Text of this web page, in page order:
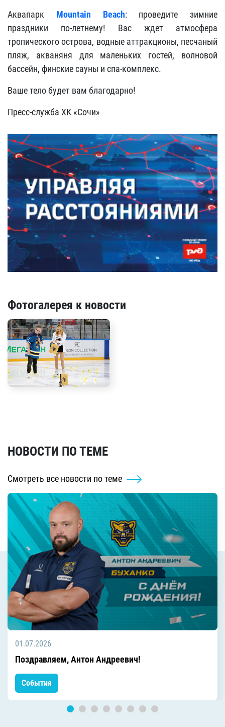
Аквапарк Mountain Beach: проведите зимние
праздники по-летнему! Вас ждет атмосфера
тропического острова, водные аттракционы, песчаный
пляж, акваняня для маленьких гостей, волновой
бассейн, финские сауны и спа-комплекс.
Ваше тело будет вам благодарно!
Пресс-служба ХК «Сочи»
Фотогалерея к новости
НОВОСТИ ПО ТЕМЕ
Смотреть все новости по теме
01.07.2026
Поздравляем, Антон Андреевич!
События